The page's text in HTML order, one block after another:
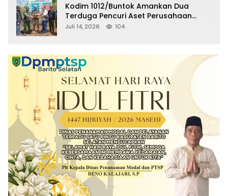
Kodim 1012/Buntok Amankan Dua
Terduga Pencuri Aset Perusahaan
Sitaan Satgas PKH, Satu Paket Diduga
Juli 14, 2026 104